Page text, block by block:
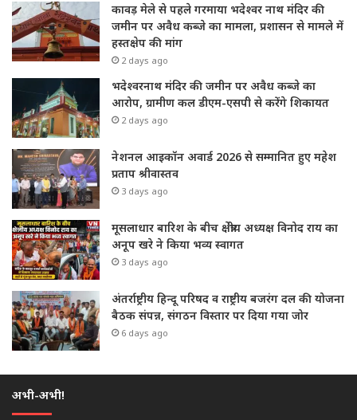
कावड़ मेले से पहले गरमाया भदेश्वर नाथ मंदिर की
जमीन पर अवैध कब्जे का मामला, प्रशासन से मामले में
हस्तक्षेप की मांग
2 days ago
भदेश्वरनाथ मंदिर की जमीन पर अवैध कब्जे का
आरोप, ग्रामीण कल डीएम-एसपी से करेंगे शिकायत
2 days ago
नेशनल आइकॉन अवार्ड 2026 से सम्मानित हुए महेश
प्रताप श्रीवास्तव
3 days ago
मूसलाधार बारिश के बीच क्षेत्रीय अध्यक्ष विनोद राय का
अनूप खरे ने किया भव्य स्वागत
3 days ago
अंतर्राष्ट्रीय हिन्दू परिषद व राष्ट्रीय बजरंग दल की योजना
बैठक संपन्न, संगठन विस्तार पर दिया गया जोर
6 days ago
अभी-अभी!